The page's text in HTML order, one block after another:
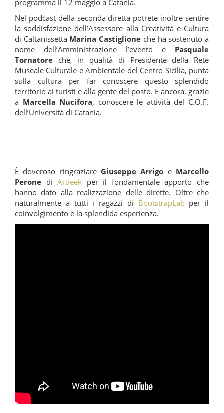
Nel podcast della seconda diretta potrete inoltre sentire
la soddisfazione dell’Assessore alla Creatività e Cultura
di Caltanissetta Marina Castiglione che ha sostenuto a
nome dell’Amministrazione l’evento e Pasquale
Tornatore che, in qualità di Presidente della Rete
Museale Culturale e Ambientale del Centro Sicilia, punta
sulla cultura per far conoscere questo splendido
territorio ai turisti e alla gente del posto. E ancora, grazie
a Marcella Nucifora, conoscere le attività del C.O.F.
dell’Università di Catania.
È doveroso ringraziare Giuseppe Arrigo e Marcello
Perone diArdeek per il fondamentale apporto che
hanno dato alla realizzazione delle dirette. Oltre che
naturalmente a tutti i ragazzi di BootstrapLabper il
coinvolgimento e la splendida esperienza.